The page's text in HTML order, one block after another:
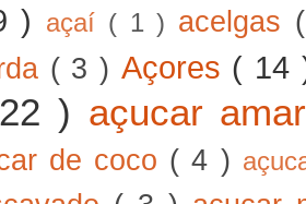
) açaí ( 1 ) acelgas
( 3 ) Açores (
) açucar
de coco ( 4 )